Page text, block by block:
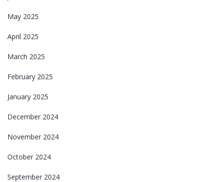
May 2025
April 2025
March 2025
February 2025
January 2025
December 2024
November 2024
October 2024
September 2024